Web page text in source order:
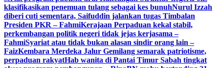
klasifikasikan penemuan tulang sebagai kes bunuhNurul Izzah
diberi cuti sementara, Saifuddin jalankan tugas Timbalan
Presiden PKR – FahmiKerajaan Perpaduan kekal stabil,
perkembangan politik negeri tidak jejas kerjasama –
FahmiSyariat atau tidak bukan alasan sindir orang lain –
FaizKembara Merdeka Jalur Gemilang semarak patriotisme,
perpaduan rakyatHab wanita di Pantai Timur Sabah tingkat